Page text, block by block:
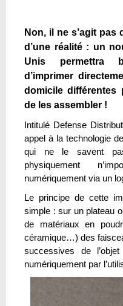
Non, il ne s’agit pas
d’une réalité : un
Unis permettra
d’imprimer
domicile différentes
de les assembler !
Intitulé Defense
appel à la technologie
qui ne le savent
physiquement
numériquement via un
Le principe de cette
simple : sur un plateau
de matériaux en
céramique…) des
successives de
numériquement par